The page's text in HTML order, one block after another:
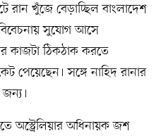
রান খুঁজে বেড়াচ্ছিল বাংলাদেশ
সুযোগ আসে
কাজটা ঠিকঠাক করতে
পেয়েছেন। সঙ্গে নাহিদ রানার
অস্ট্রেলিয়ার অধিনায়ক জশ